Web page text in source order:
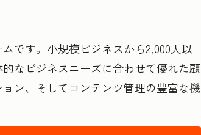
です。小規模ビジネスから2,000人以
なビジネスニーズに合わせて優れた顧
ン、そしてコンテンツ管理の豊富な機